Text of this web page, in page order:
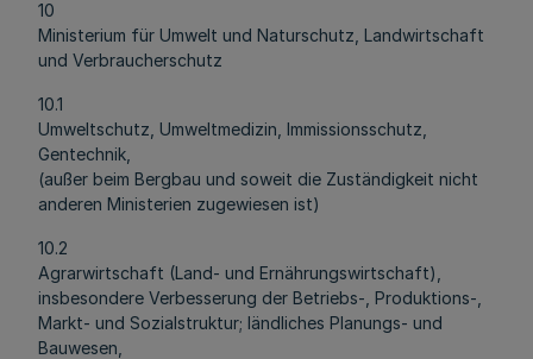
10
Ministerium für Umwelt und Naturschutz, Landwirtschaft
und Verbraucherschutz
10.1
Umweltschutz, Umweltmedizin, Immissionsschutz,
Gentechnik,
(außer beim Bergbau und soweit die Zuständigkeit nicht
anderen Ministerien zugewiesen ist)
10.2
Agrarwirtschaft (Land- und Ernährungswirtschaft),
insbesondere Verbesserung der Betriebs-, Produktions-,
Markt- und Sozialstruktur; ländliches Planungs- und
Bauwesen,